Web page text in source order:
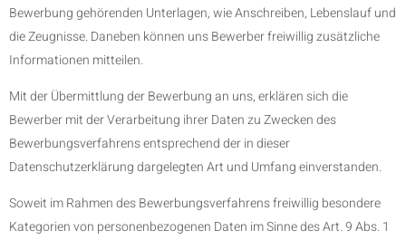
Bewerbung gehörenden Unterlagen, wie Anschreiben, Lebenslauf und
die Zeugnisse. Daneben können uns Bewerber freiwillig zusätzliche
Informationen mitteilen.
Mit der Übermittlung der Bewerbung an uns, erklären sich die
Bewerber mit der Verarbeitung ihrer Daten zu Zwecken des
Bewerbungsverfahrens entsprechend der in dieser
Datenschutzerklärung dargelegten Art und Umfang einverstanden.
Soweit im Rahmen des Bewerbungsverfahrens freiwillig besondere
Kategorien von personenbezogenen Daten im Sinne des Art. 9 Abs. 1